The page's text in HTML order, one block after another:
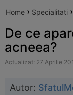
Home › Specialitati ›
De ce
acneea?
Actualizat: 27 Aprilie
Autor: